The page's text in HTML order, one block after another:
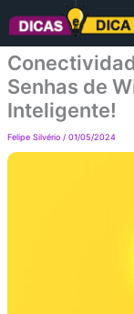
para
conteúdo
Senhas de
Inteligente!
Felipe Silvério / 01/05/2024